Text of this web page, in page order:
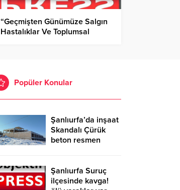
“Geçmişten Günümüze Salgın
Hastalıklar Ve Toplumsal
Popüler Konular
Şanlıurfa’da inşaat
Skandalı Çürük
beton resmen
Şanlıurfa Suruç
ilçesinde kavga!